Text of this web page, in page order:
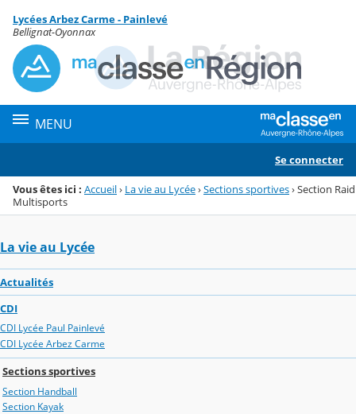
Menu de la rubrique
Contenu
Lycées Arbez Carme - Painlevé
Bellignat-Oyonnax
MENU
Se connecter
Vous êtes ici : Accueil› La vie au Lycée›Sections sportives›Section Raid
Multisports
La vie au Lycée
Actualités
CDI
CDI Lycée Paul Painlevé
CDI Lycée Arbez Carme
Sections sportives
Section Handball
Section Kayak